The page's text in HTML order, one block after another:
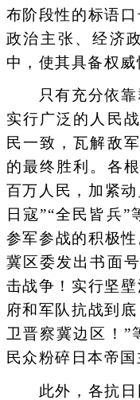
布阶段性的标语口
政治主张、经济
中，使其具备权威
只有充分依靠
实行广泛的人民
民一致，瓦解敌
的最终胜利。各
百万人民，加紧
日寇”“全民皆兵
参军参战的积极
冀区委发出书面
击战争！实行坚
府和军队抗战到
卫晋察冀边区！”
民众粉碎日本帝国
此外，各抗日